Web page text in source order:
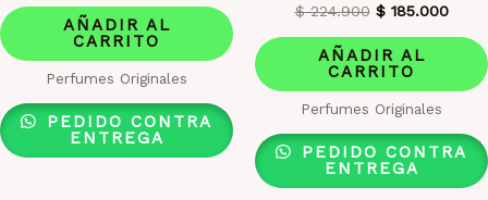
original
era:
$ 234.900.
actual
$ 195.000.
AÑADIR AL
CARRITO
Perfumes Originales
PEDIDO CONTRA
ENTREGA
$224.900 El
original
era:
$ 224.900.
$185.000El
$
AÑADIR AL
CARRITO
Perfumes Originales
PEDIDO CONTRA
ENTREGA